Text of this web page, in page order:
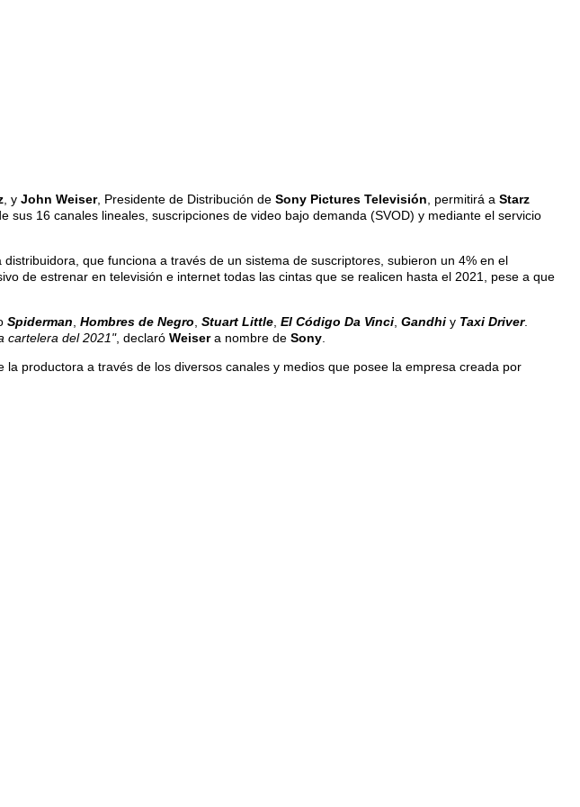
, y John Weiser, Presidente de Distribución de Sony Pictures Televisión permitirá a Starz
16 canales lineales, suscripciones de video bajo demanda (SVOD) y mediante el servicio
que funciona a través de un sistema de suscriptores, subieron un 4% en el
de estrenar en televisión e internet todas las cintas que se realicen hasta el 2021, pese a que
Spiderman Hombres de Negro Stuart Little El Código Da Vinci Gandhi y Taxi Driver.
cartelera del 2021", declaró Weisera nombre de Sony
productora a través de los diversos canales y medios que posee la empresa creada por